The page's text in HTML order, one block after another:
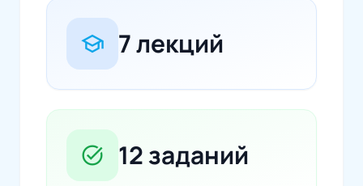
school 7 лекций
task_alt 12 заданий